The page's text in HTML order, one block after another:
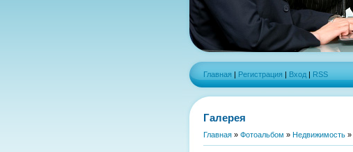
Главная | Регистрация | Вход | RSS
Галерея
Главная » Фотоальбом » Недвижимость »